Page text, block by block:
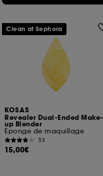
KOSAS
Revealer Dual-Ended Make-
up Blender
Éponge de maquillage
53
15,00€
Clean at Sephora